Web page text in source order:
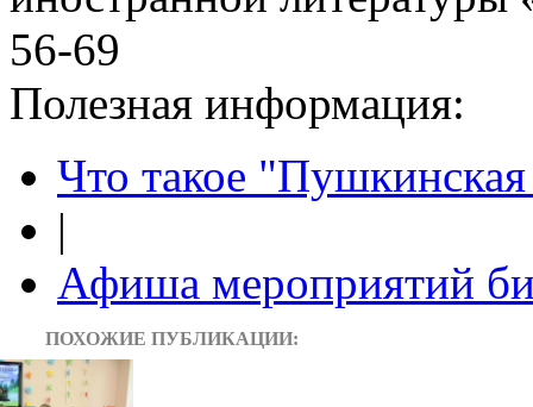
56-69
Полезная информация:
Что такое "Пушкинская
|
Афиша мероприятий
ПОХОЖИЕ ПУБЛИКАЦИИ: